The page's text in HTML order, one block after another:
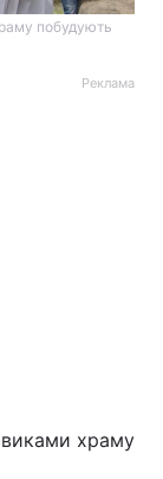
побудують
Реклама
храму